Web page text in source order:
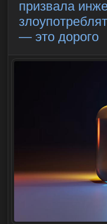
призвала
— это дорого